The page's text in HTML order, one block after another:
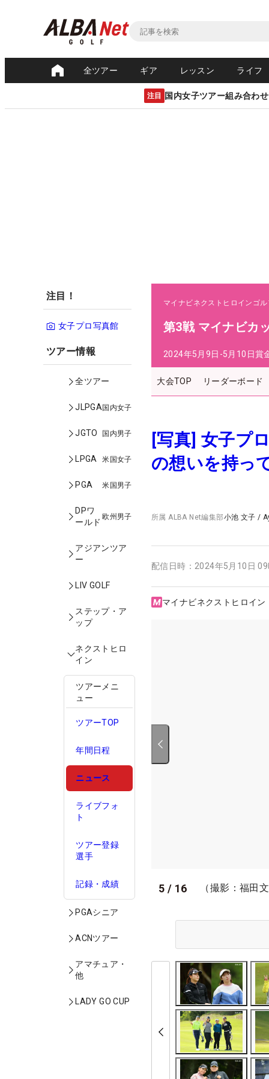
全ツアー ギア レッスン ライフ
注目 国内女子ツアー組み合わせ
注目！
女子プロ写真館
ツアー情報
全ツアー
JLPGA国内女子
JGTO 国内男子
LPGA 米国女子
PGA 米国男子
DPワ
ールド
欧州男子
アジアンツア
ー
LIV GOLF
ステップ・ア
ップ
ネクストヒロ
イン
ツアーメニ
ュー
ツアーTOP
年間日程
ニュース
ライブフォ
ト
ツアー登録
選手
記録・成績
PGAシニア
ACNツアー
アマチュア・
他
LADY GO CUP
マイナビネクストヒロインゴ
第3戦 マイナビカ
2024年5月9日-5月10日賞
大会TOP リーダーボード
[写真] 女子プ
の想いを持っ
所属ALBA Net編集部小池 文子 /
配信日時： 2024年5月10日
マイナビネクストヒロイン
5 / 16 （撮影：福田